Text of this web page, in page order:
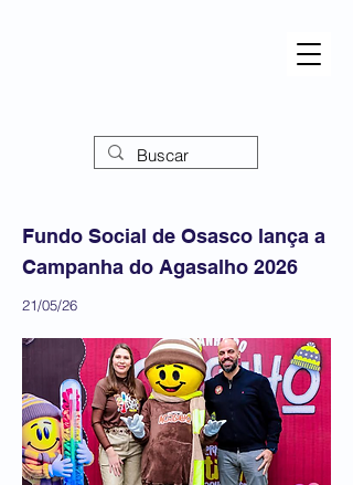
Fundo Social de Osasco lança a
Campanha do Agasalho 2026
21/05/26